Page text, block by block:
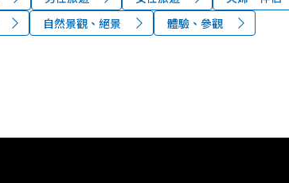
自然景觀、絕景 體驗、參觀